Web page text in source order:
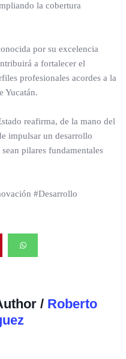
la cobertura
por su excelencia
a fortalecer el
profesionales acordes a la
Yucatán.
reafirma, de la mano del
impulsar un desarrollo
pilares fundamentales
#Desarrollo
/ Roberto